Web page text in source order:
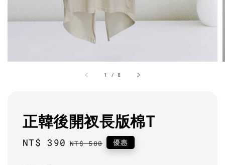
1 / 8
正韓後開衩長版棉T
Sale
NT$ 390 Regular
NT$ 580 優惠